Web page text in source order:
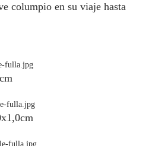
columpio en su viaje hasta